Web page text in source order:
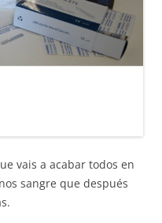
vais a acabar todos en
sangre que después